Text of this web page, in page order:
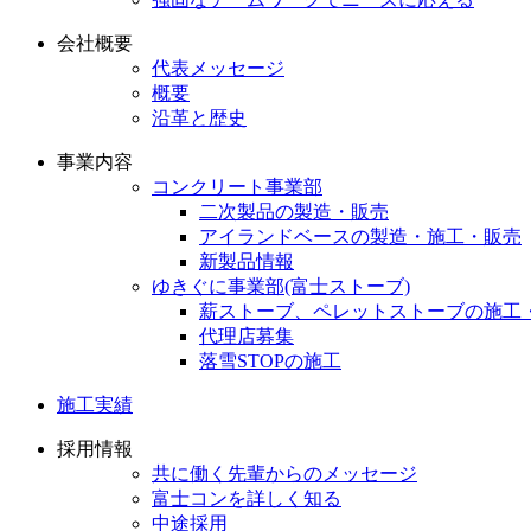
会社概要
代表メッセージ
概要
沿革と歴史
事業内容
コンクリート事業部
二次製品の製造・販売
アイランドベースの製造・施工・販売
新製品情報
ゆきぐに事業部(富士ストーブ)
薪ストーブ、ペレットストーブの施工
代理店募集
落雪STOPの施工
施工実績
採用情報
共に働く先輩からのメッセージ
富士コンを詳しく知る
中途採用